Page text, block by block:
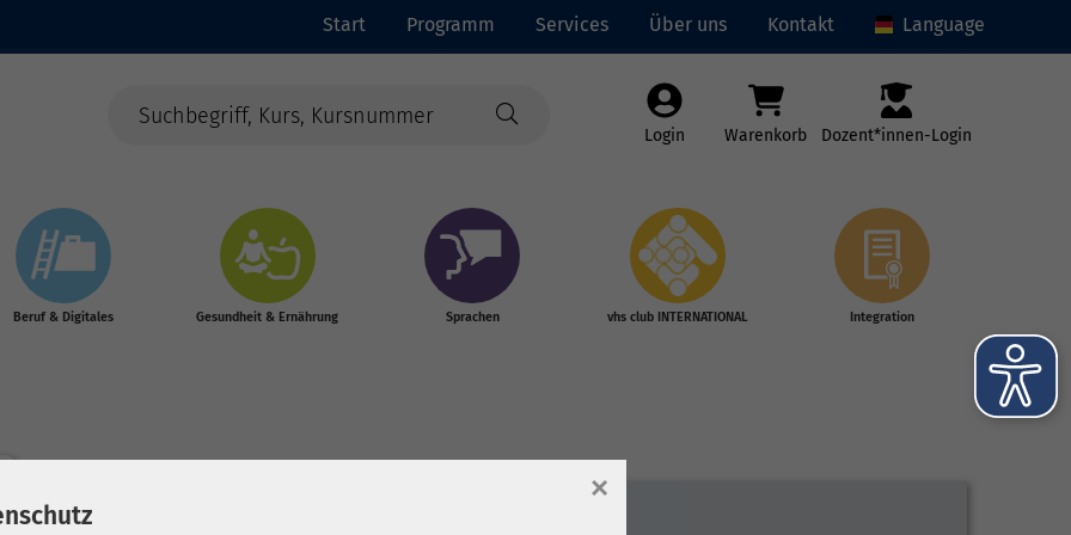
Start Programm Services Über uns Kontakt Language
Login Warenkorb Dozent*innen-Login
Beruf & Digitales Gesundheit & Ernährung Sprachen vhs club INTERNATIONAL Integration
×